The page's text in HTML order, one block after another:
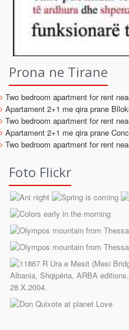
Prona ne Tirane
Two bedroom apartment for rent
Apartament 2+1 me qira prane
Two bedroom apartment for rent
Apartament 2+1 me qira prane
Two bedroom apartment for rent
Foto Flickr